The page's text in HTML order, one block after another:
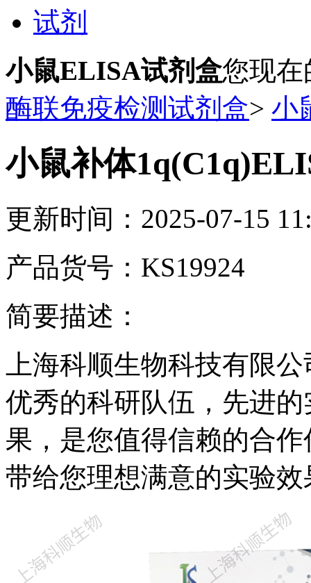
试剂
小鼠ELISA试剂盒您现
酶联免疫检测试剂盒> 小
小鼠补体
更新时间：2025-07-15
产品货号：KS19924
简要描述：
上海科顺生物科技有限
优秀的科研队伍，先进
果，是您值得信赖的合
带给您理想满意的实验效